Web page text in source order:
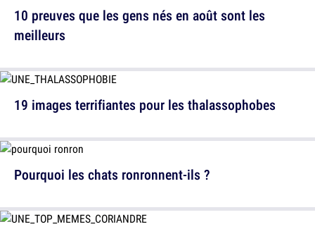
10 preuves que les gens nés en août sont les
meilleurs
Pourquoi les chats ronronnent-ils ?
19 images terrifiantes pour les thalassophobes